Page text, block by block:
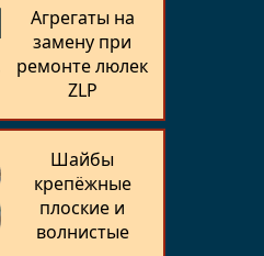
Агрегаты на
замену при
ремонте люлек
ZLP
Шайбы
крепёжные
плоские и
волнистые